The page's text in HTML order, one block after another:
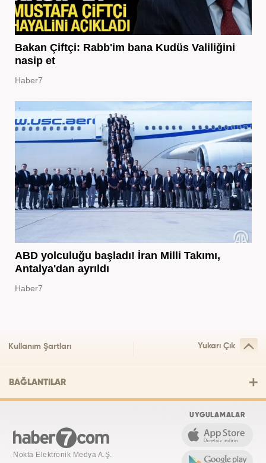
Bakan Çiftçi: Rabb'im bana Kudüs Valiliğini
nasip et
Haber7
ABD yolculuğu başladı! İran Milli Takımı,
Antalya'dan ayrıldı
Haber7
Kullanım Şartları Yukarı Çık
BAĞLANTILAR
Nokta Elektronik Medya A.Ş.
UYGULAMALAR